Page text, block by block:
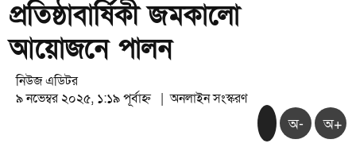
প্রতিষ্ঠাবার্ষিকী জমকালো
আয়োজনে পালন
নিউজ এডিটর
৯ নভেম্বর ২০২৫, ১:১৯ পূর্বাহ্ন | অনলাইন সংস্করণ
অ- অ+